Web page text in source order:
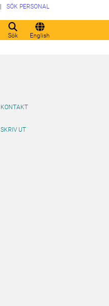
Sök English
SÖK PERSONAL
KONTAKT
SKRIV UT